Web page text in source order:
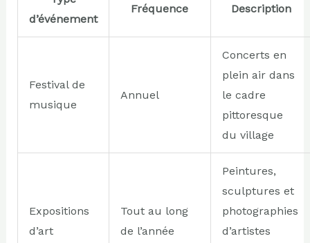
d’événement
Fréquence Description
Festival de
musique
Annuel
Concerts en
plein air dans
le cadre
pittoresque
du village
Expositions
d’art
Tout au long
de l’année
Peintures,
sculptures et
photographies
d’artistes